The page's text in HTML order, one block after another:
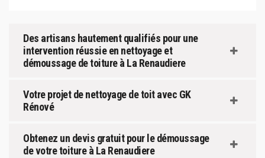
Des artisans hautement qualifiés pour une
intervention réussie en nettoyage et
démoussage de toiture à La Renaudiere
Votre projet de nettoyage de toit avec GK
Rénové
Obtenez un devis gratuit pour le démoussage
de votre toiture à La Renaudiere